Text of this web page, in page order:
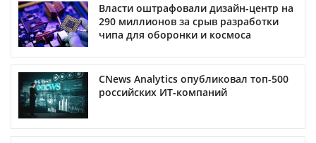
Власти оштрафовали дизайн-центр на
290 миллионов за срыв разработки
чипа для оборонки и космоса
CNews Analytics опубликовал топ-500
российских ИТ-компаний